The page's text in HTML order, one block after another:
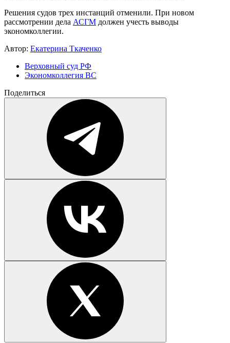
Решения судов трех инстанций отменили. При новом
рассмотрении дела АСГМ должен учесть выводы
экономколлегии.
Автор: Екатерина Ткаченко
Верховный суд РФ
Экономколлегия ВС
Поделиться